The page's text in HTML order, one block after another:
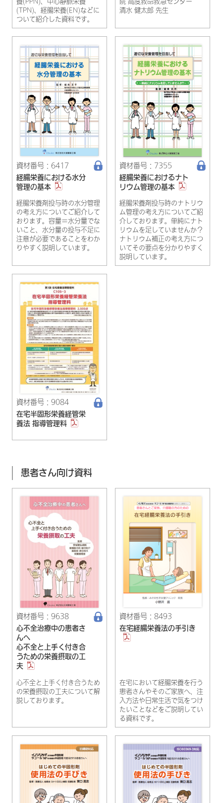
(TPN)、経腸栄養(EN)などに
ついて紹介した資料です。
清水 健太郎 先生
資材番号：6417
経腸栄養における水分
管理の基本
経腸栄養剤投与時の水分管理
の考え方についてご紹介して
おります。容量＝水分量でな
いこと、水分量の投与不足に
注意が必要であることをわか
りやすく説明しています。
資材番号：7355
経腸栄養におけるナト
リウム管理の基本
経腸栄養剤投与時のナトリウ
ム管理の考え方についてご紹
介しております。単純にナト
リウムを足していませんか？
ナトリウム補正の考え方につ
いてその要点を分かりやすく
説明しています。
資材番号：9084
在宅半固形栄養経管栄
養法 指導管理料
患者さん向け資料
資材番号：9638
心不全治療中の患者さ
んへ
心不全と上手く付き合
うための栄養摂取の工
夫
心不全と上手く付き合うため
の栄養摂取の工夫について解
説しております。
資材番号：8493
在宅経腸栄養法の手引き
在宅において経腸栄養を行う
患者さんやそのご家族へ、注
入方法や日常生活で気をつけ
たいことなどをご説明してい
る資料です。